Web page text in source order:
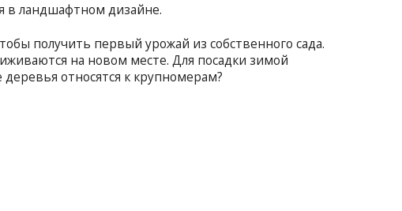
в ландшафтном дизайне.
получить первый урожай из собственного сада.
на новом месте. Для посадки зимой
относятся к крупномерам?